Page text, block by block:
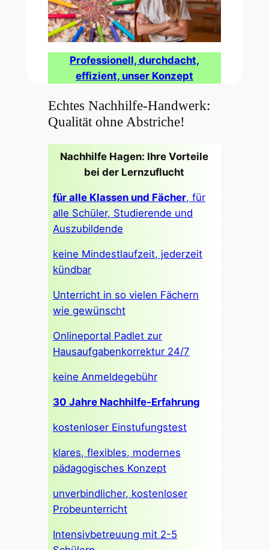
Professionell, durchdacht,
effizient, unser Konzept
Echtes Nachhilfe-Handwerk:
Qualität ohne Abstriche!
Nachhilfe Hagen: Ihre Vorteile
bei der Lernzuflucht
für alle Klassen und Fächer, für
alle Schüler, Studierende und
Auszubildende
keine Mindestlaufzeit, jederzeit
kündbar
Unterricht in so vielen Fächern
wie gewünscht
Onlineportal Padlet zur
Hausaufgabenkorrektur 24/7
keine Anmeldegebühr
30 Jahre Nachhilfe-Erfahrung
kostenloser Einstufungstest
klares, flexibles, modernes
pädagogisches Konzept
unverbindlicher, kostenloser
Probeunterricht
Intensivbetreuung mit 2-5